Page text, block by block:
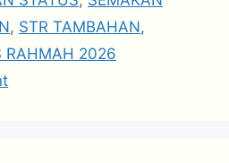
, STR TAMBAHAN,
RAHMAH 2026